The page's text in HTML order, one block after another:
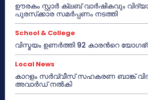
ഊരകം സ്റ്റാർ ക്ലബ് വാർഷികവും
പുരസ്‌ക്കാര സമർപ്പണം നടത്തി
School & College
വിസ്മയം ഉണർത്തി 92 കാരൻറെ
Local News
കാറളം സർവ്വീസ് സഹകരണ ബാങ്ക്
അവാർഡ് നൽകി